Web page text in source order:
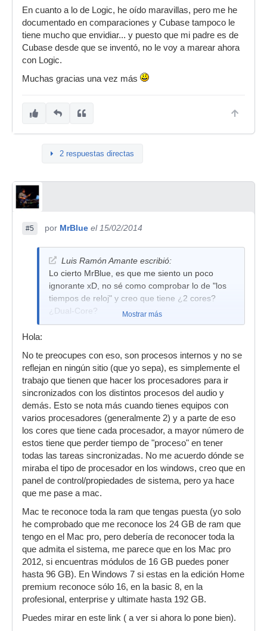
En cuanto a lo de Logic, he oído maravillas, pero me he
documentado en comparaciones y Cubase tampoco le
tiene mucho que envidiar... y puesto que mi padre es de
Cubase desde que se inventó, no le voy a marear ahora
con Logic.
Muchas gracias una vez más
2 respuestas directas
#5 por MrBlue el 15/02/2014
Luis Ramón Amante escribió:
Lo cierto MrBlue, es que me siento un poco
ignorante xD, no sé como comprobar lo de "los
tiempos de reloj" y creo que tiene ¿2 cores?
¿Dual-Core?
Mostrar más
Hola:
No te preocupes con eso, son procesos internos y no se
reflejan en ningún sitio (que yo sepa), es simplemente el
trabajo que tienen que hacer los procesadores para ir
sincronizados con los distintos procesos del audio y
demás. Esto se nota más cuando tienes equipos con
varios procesadores (generalmente 2) y a parte de eso
los cores que tiene cada procesador, a mayor número de
estos tiene que perder tiempo de "proceso" en tener
todas las tareas sincronizadas. No me acuerdo dónde se
miraba el tipo de procesador en los windows, creo que en
panel de control/propiedades de sistema, pero ya hace
que me pase a mac.
Mac te reconoce toda la ram que tengas puesta (yo solo
he comprobado que me reconoce los 24 GB de ram que
tengo en el Mac pro, pero debería de reconocer toda la
que admita el sistema, me parece que en los Mac pro
2012, si encuentras módulos de 16 GB puedes poner
hasta 96 GB). En Windows 7 si estas en la edición Home
premium reconoce sólo 16, en la basic 8, en la
profesional, enterprise y ultimate hasta 192 GB.
Puedes mirar en este link ( a ver si ahora lo pone bien).